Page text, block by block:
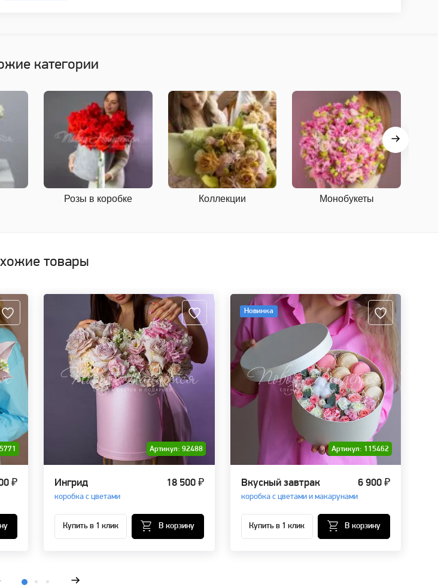
категории
Розы в коробке Коллекции Монобукеты
товары
₽
Артикул: 92488
Ингрид
коробка с цветами
18 500 ₽
Купить в 1 клик В корзину
Новинка
Артикул: 115462
Вкусный завтрак
коробка с цветами и макарунами
6 900 ₽
Купить в 1 клик В корзину